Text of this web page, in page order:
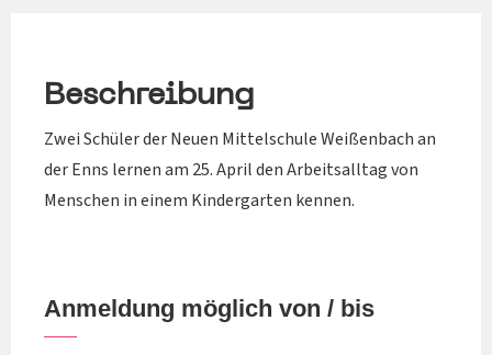
Beschreibung
Zwei Schüler der Neuen Mittelschule Weißenbach an
der Enns lernen am 25. April den Arbeitsalltag von
Menschen in einem Kindergarten kennen.
Anmeldung möglich von / bis